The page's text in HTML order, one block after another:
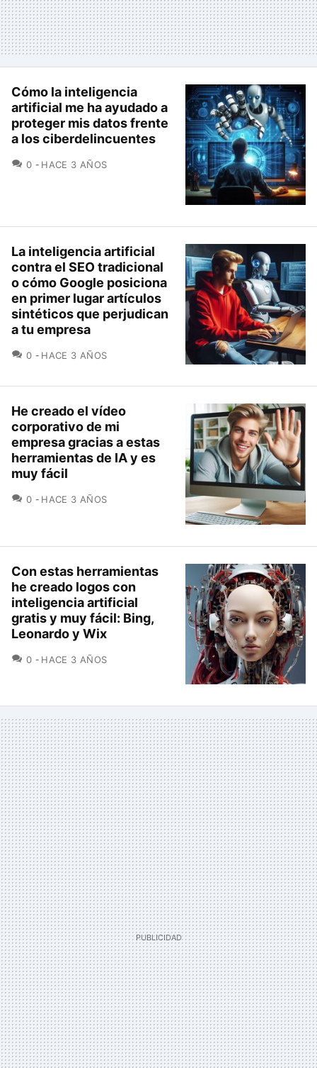
Cómo la inteligencia
artificial me ha ayudado a
proteger mis datos frente
a los ciberdelincuentes
0 COMENTARIOS
HACE 3 AÑOS
La inteligencia artificial
contra el SEO tradicional
o cómo Google posiciona
en primer lugar artículos
sintéticos que perjudican
a tu empresa
0 COMENTARIOS
HACE 3 AÑOS
He creado el vídeo
corporativo de mi
empresa gracias a estas
herramientas de IA y es
muy fácil
0 COMENTARIOS
HACE 3 AÑOS
Con estas herramientas
he creado logos con
inteligencia artificial
gratis y muy fácil: Bing,
Leonardo y Wix
0 COMENTARIOS
HACE 3 AÑOS